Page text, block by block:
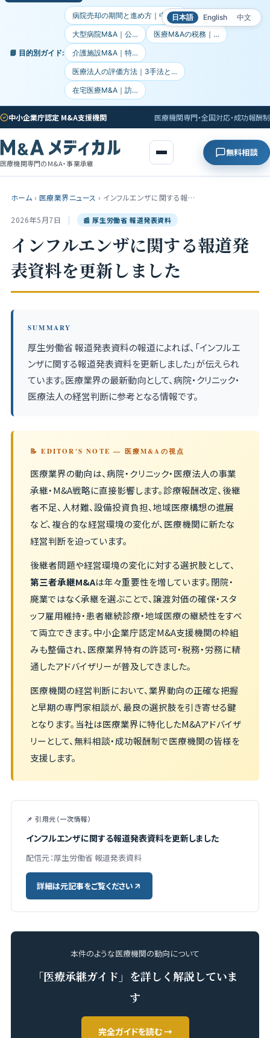
日本語 English 中文
📘 目的別ガイド:
病院売却の期間と進め方｜中小…
大型病院M&A｜公… 医療M&Aの税務｜…
介護施設M&A｜特…
医療法人の評価方法｜3手法と…
在宅医療M&A｜訪…
中小企業庁認定 M&A支援機関 医療機関専門・全国対応・成功報酬制
医療機関専門のM&A・事業承継
無料相談
ホーム › 医療業界ニュース › インフルエンザに関する報…
2026年5月7日 | 📰 厚生労働省 報道発表資料
インフルエンザに関する報道発
表資料を更新しました
SUMMARY
厚生労働省 報道発表資料の報道によれば、「インフルエ
ンザに関する報道発表資料を更新しました」が伝えられ
ています。医療業界の最新動向として、病院・クリニック・
医療法人の経営判断に参考となる情報です。
📝 EDITOR'S NOTE — 医療M&Aの視点
医療業界の動向は、病院・クリニック・医療法人の事業
承継・M&A戦略に直接影響します。診療報酬改定、後継
者不足、人材難、設備投資負担、地域医療構想の進展
など、複合的な経営環境の変化が、医療機関に新たな
経営判断を迫っています。
後継者問題や経営環境の変化に対する選択肢として、
第三者承継M&Aは年々重要性を増しています。閉院・
廃業ではなく承継を選ぶことで、譲渡対価の確保・スタ
ッフ雇用維持・患者継続診療・地域医療の継続性をすべ
て両立できます。中小企業庁認定M&A支援機関の枠組
みも整備され、医療業界特有の許認可・税務・労務に精
通したアドバイザリーが普及してきました。
医療機関の経営判断において、業界動向の正確な把握
と早期の専門家相談が、最良の選択肢を引き寄せる鍵
となります。当社は医療業界に特化したM&Aアドバイザ
リーとして、無料相談・成功報酬制で医療機関の皆様を
支援します。
📌 引用元（一次情報）
インフルエンザに関する報道発表資料を更新しました
配信元：厚生労働省 報道発表資料
詳細は元記事をご覧ください
本件のような医療機関の動向について
「医療承継ガイド」を詳しく解説していま
す
完全ガイドを読む →